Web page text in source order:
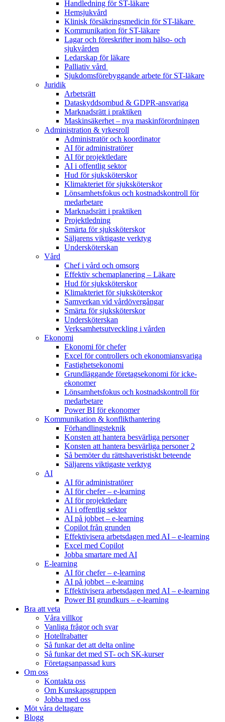
Handledning för ST-läkare
Hemsjukvård
Klinisk försäkringsmedicin för ST-läkare
Kommunikation för ST-läkare
Lagar och föreskrifter inom hälso- och
sjukvården
Ledarskap för läkare
Palliativ vård
Sjukdomsförebyggande arbete för ST-läkare
Juridik
Arbetsrätt
Dataskyddsombud & GDPR-ansvariga
Marknadsrätt i praktiken
Maskinsäkerhet – nya maskinförordningen
Administration & yrkesroll
Administratör och koordinator
AI för administratörer
AI för projektledare
AI i offentlig sektor
Hud för sjuksköterskor
Klimakteriet för sjuksköterskor
Lönsamhetsfokus och kostnadskontroll för
medarbetare
Marknadsrätt i praktiken
Projektledning
Smärta för sjuksköterskor
Säljarens viktigaste verktyg
Undersköterskan
Vård
Chef i vård och omsorg
Effektiv schemaplanering – Läkare
Hud för sjuksköterskor
Klimakteriet för sjuksköterskor
Samverkan vid vårdövergångar
Smärta för sjuksköterskor
Undersköterskan
Verksamhetsutveckling i vården
Ekonomi
Ekonomi för chefer
Excel för controllers och ekonomiansvariga
Fastighetsekonomi
Grundläggande företagsekonomi för icke-
ekonomer
Lönsamhetsfokus och kostnadskontroll för
medarbetare
Power BI för ekonomer
Kommunikation & konflikthantering
Förhandlingsteknik
Konsten att hantera besvärliga personer
Konsten att hantera besvärliga personer 2
Så bemöter du rättshaveristiskt beteende
Säljarens viktigaste verktyg
AI
AI för administratörer
AI för chefer – e-learning
AI för projektledare
AI i offentlig sektor
AI på jobbet – e-learning
Copilot från grunden
Effektivisera arbetsdagen med AI – e-learning
Excel med Copilot
Jobba smartare med AI
E-learning
AI för chefer – e-learning
AI på jobbet – e-learning
Effektivisera arbetsdagen med AI – e-learning
Power BI grundkurs – e-learning
Bra att veta
Våra villkor
Vanliga frågor och svar
Hotellrabatter
Så funkar det att delta online
Så funkar det med ST- och SK-kurser
Företagsanpassad kurs
Om oss
Kontakta oss
Om Kunskapsgruppen
Jobba med oss
Möt våra deltagare
Blogg